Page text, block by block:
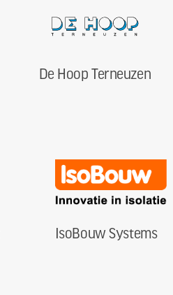
De Hoop Terneuzen
IsoBouw Systems